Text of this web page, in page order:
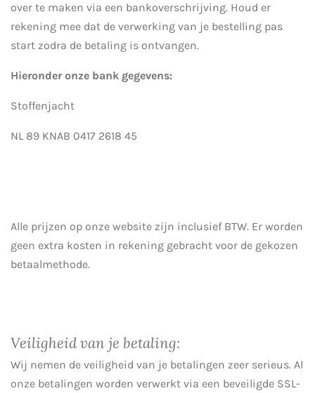
over te maken via een bankoverschrijving. Houd er
rekening mee dat de verwerking van je bestelling pas
start zodra de betaling is ontvangen.
Hieronder onze bank gegevens:
Stoffenjacht
NL 89 KNAB 0417 2618 45
Alle prijzen op onze website zijn inclusief BTW. Er worden
geen extra kosten in rekening gebracht voor de gekozen
betaalmethode.
Veiligheid van je betaling:
Wij nemen de veiligheid van je betalingen zeer serieus. Al
onze betalingen worden verwerkt via een beveiligde SSL-